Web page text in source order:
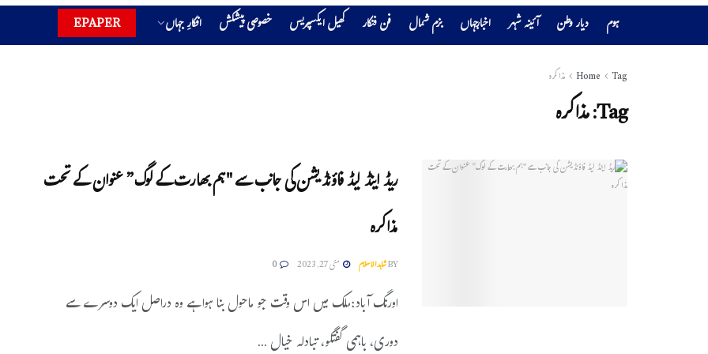
ہوم دیار وطن آئینہ شہر اخبارجہاں بزم شمال فن فنکار کھیل ایکسپریس خصوصی پیشکش افکارِ جہاں EPAPER
Home Tag مذاکرہ
Tag:مذاکرہ
ریڈ اینڈ لیڈ فاؤنڈیشن کی جانب سے "ہم بھارت کے لوگ” عنوان کے تحت
مذاکرہ
BYشاہدالاسلام مئی 27, 2023 0
اورنگ آباد:ملک میں اس وقت جو ماحول بنا ہوا ہے وہ دراصل ایک دوسرے سے
دوری، باہمی گفتگو، تبادلہ خیال ...